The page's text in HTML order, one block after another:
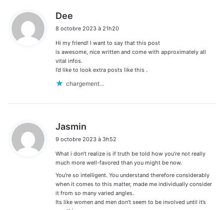
Dee
t
:
8 octobre 2023 à 21h20
Hi my friend! I want to say that this post
is awesome, nice written and come with approximately all
vital infos.
I’d like to look extra posts like this .
chargement…
Jasmin
t
:
9 octobre 2023 à 3h52
What i don’t realize is if truth be told how you’re not really
much more well-favored than you might be now.
You’re so intelligent. You understand therefore considerably
when it comes to this matter, made me individually consider
it from so many varied angles.
Its like women and men don’t seem to be involved until it’s